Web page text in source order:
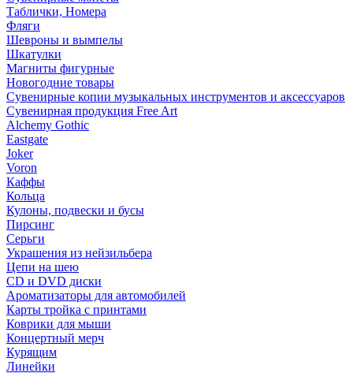
Таблички, Номера
Фляги
Шевроны и вымпелы
Шкатулки
Магниты фигурные
Новогодние товары
Сувенирные копии музыкальных инструментов и аксессуаров
Сувенирная продукция Free Art
Alchemy Gothic
Eastgate
Joker
Voron
Каффы
Кольца
Кулоны, подвески и бусы
Пирсинг
Серьги
Украшения из нейзильбера
Цепи на шею
CD и DVD диски
Ароматизаторы для автомобилей
Карты тройка с принтами
Коврики для мыши
Концертный мерч
Курящим
Линейки